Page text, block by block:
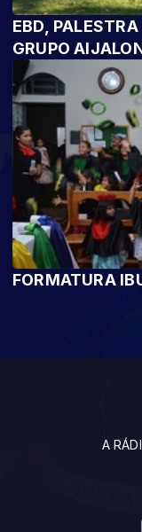
EBD,
GRUPO
FORMATURA
A